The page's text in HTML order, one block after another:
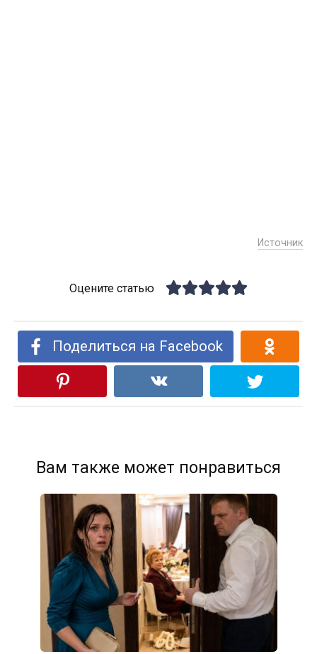
Источник
Оцените статью
Поделиться на Facebook
Вам также может понравиться